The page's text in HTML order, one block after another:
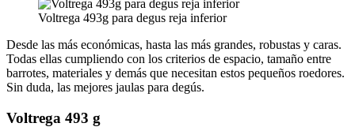
Voltrega 493g para degus reja inferior
Desde las más económicas, hasta las más grandes, robustas y caras.
Todas ellas cumpliendo con los criterios de espacio, tamaño entre
barrotes, materiales y demás que necesitan estos pequeños roedores.
Sin duda, las mejores jaulas para degús.
Voltrega 493 g